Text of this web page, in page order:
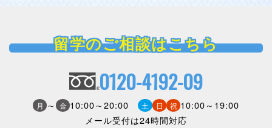
留学のご相談はこちら
0120-4192-09
月 ～ 金 10:00～20:00 土 日 祝 10:00～19:00
メール受付は24時間対応